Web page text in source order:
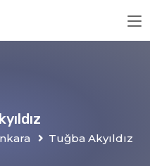
Tuğba Akyıldız